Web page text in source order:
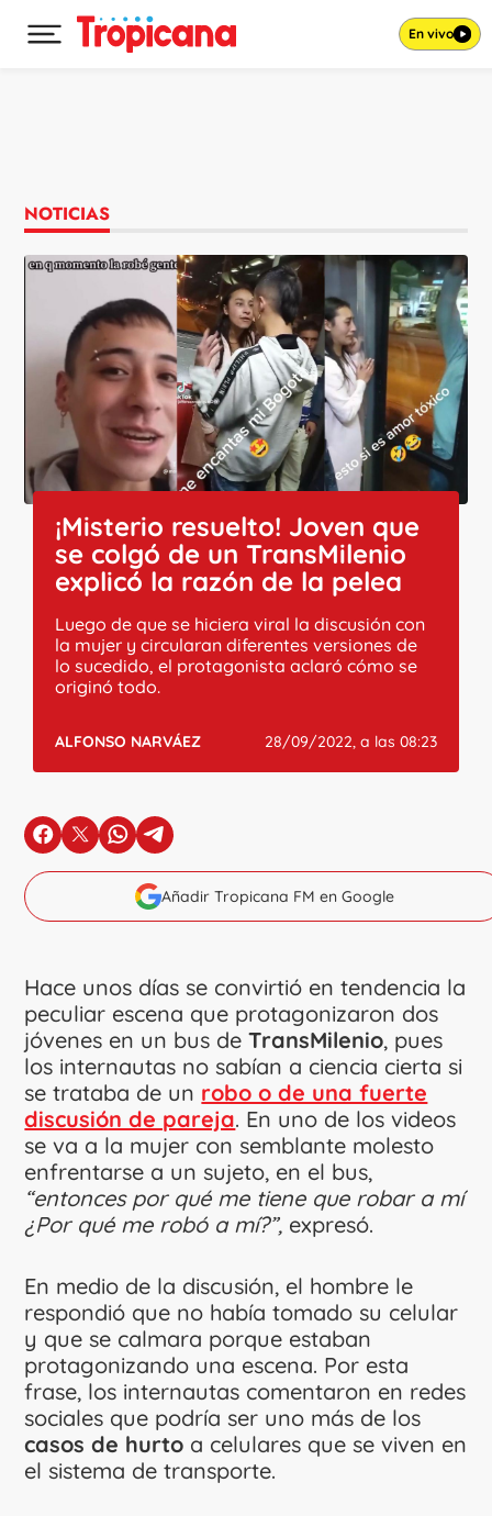
Desplegar menú principal En vivo
NOTICIAS
¡Misterio resuelto! Joven que
se colgó de un TransMilenio
explicó la razón de la pelea
Luego de que se hiciera viral la discusión con
la mujer y circularan diferentes versiones de
lo sucedido, el protagonista aclaró cómo se
originó todo.
ALFONSO NARVÁEZ 28/09/2022, a las 08:23
en Facebook
en Xen Whatsapp
en Telegram
Añadir Tropicana FM en Google
Hace unos días se convirtió en tendencia la
peculiar escena que protagonizaron dos
jóvenes en un bus deTransMilenio, pues
los internautas no sabían a ciencia cierta si
se trataba de un robo o de una fuerte
discusión de pareja. En uno de los videos
se va a la mujer con semblante molesto
enfrentarse a un sujeto, en el bus,
“entonces por qué me tiene que robar a mí
¿Por qué me robó a mí?”, expresó.
En medio de la discusión, el hombre le
respondió que no había tomado su celular
y que se calmara porque estaban
protagonizando una escena. Por esta
frase, los internautas comentaron en redes
sociales que podría ser uno más de los
casos de hurto a celulares que se viven en
el sistema de transporte.